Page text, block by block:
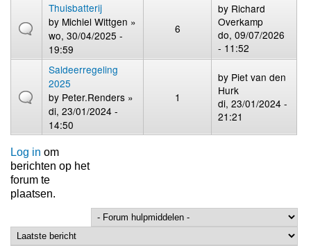
Thuisbatterij
by Michiel Wittgen »
wo, 30/04/2025 -
19:59
6
by Richard
Overkamp
do, 09/07/2026
- 11:52
Saldeerregeling
2025
by Peter.Renders »
di, 23/01/2024 -
14:50
1
by Piet van den
Hurk
di, 23/01/2024 -
21:21
Log in om
berichten op het
forum te
plaatsen.
Sorteer op